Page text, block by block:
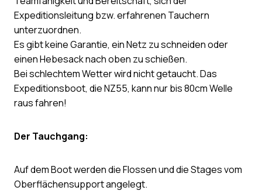
Expeditionsleitung bzw. erfahrenen Tauchern
unterzuordnen.
Es gibt keine Garantie, ein Netz zu schneiden oder
einen Hebesack nach oben zu schießen.
Bei schlechtem Wetter wird nicht getaucht. Das
Expeditionsboot, die NZ55, kann nur bis 80cm Welle
raus fahren!
Der Tauchgang:
Auf dem Boot werden die Flossen und die Stages vom
Oberflächensupport angelegt.